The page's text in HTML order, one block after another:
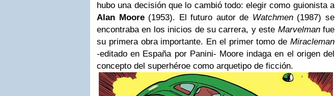
hubo una decisión que lo cambió todo: elegir como guionista a
Alan Moore(1953). El futuro autor de Watchmen(1987) se
encontraba en los inicios de su carrera, y este Marvelmanfue
su primera obra importante. En el primer tomo de Miracleman
-editado en España por Panini- Moore indaga en el origen del
concepto del superhéroe como arquetipo de ficción.